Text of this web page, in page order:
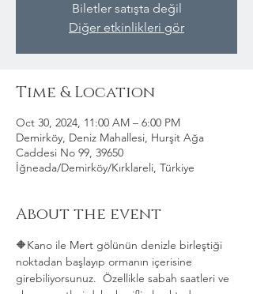
Biletler satışta değil
Diğer etkinlikleri gör
Time & Location
Oct 30, 2024, 11:00 AM – 6:00 PM
Demirköy, Deniz Mahallesi, Hurşit Ağa
Caddesi No 99, 39650
İğneada/Demirköy/Kırklareli, Türkiye
About the event
🔶Kano ile Mert gölünün denizle birleştiği
noktadan başlayıp ormanın içerisine
girebiliyorsunuz.  Özellikle sabah saatleri ve